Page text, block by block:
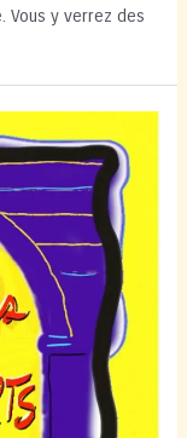
Vous y verrez des